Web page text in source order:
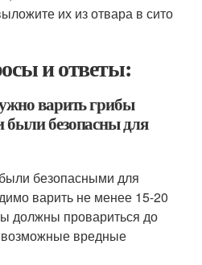
их из отвара в сито
и ответы:
варить грибы
безопасны для
безопасными для
варить не менее 15-20
должны провариться до
возможные вредные